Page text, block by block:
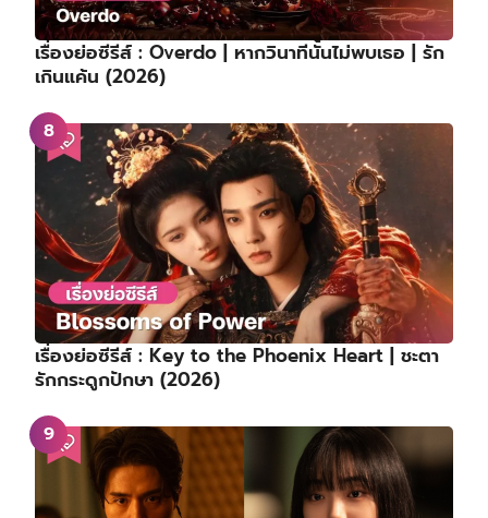
เรื่องย่อซีรีส์ : Overdo | หากวินาทีนั้นไม่พบเธอ | รัก
เกินแค้น (2026)
เรื่องย่อซีรีส์ : Key to the Phoenix Heart | ชะตา
รักกระดูกปักษา (2026)